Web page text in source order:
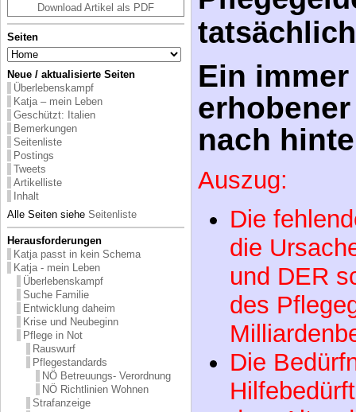
Download Artikel als PDF
Seiten
Neue / aktualisierte Seiten
Überlebenskampf
Katja – mein Leben
Geschützt: Italien
Bemerkungen
Seitenliste
Postings
Tweets
Artikelliste
Inhalt
Alle Seiten siehe Seitenliste
Herausforderungen
Katja passt in kein Schema
Katja - mein Leben
Überlebenskampf
Suche Familie
Entwicklung daheim
Krise und Neubeginn
Pflege in Not
Rauswurf
Pflegestandards
NÖ Betreuungs- Verordnung
NÖ Richtlinien Wohnen
Strafanzeige
Ein
nach
Auszug:
die
und DER
des
Die
dem Altar